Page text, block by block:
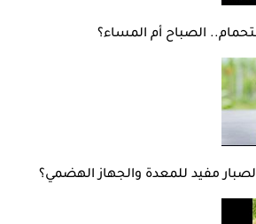
الصباح أم المساء؟
مفيد للمعدة والجهاز الهضمي؟